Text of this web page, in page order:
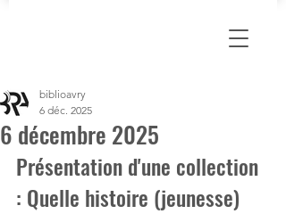
6 décembre 2025
biblioavry
6 déc. 2025
Présentation d'une collection
: Quelle histoire (jeunesse)